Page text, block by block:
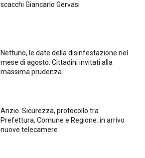
scacchi Giancarlo Gervasi
Nettuno, le date della disinfestazione nel
mese di agosto. Cittadini invitati alla
massima prudenza
Anzio. Sicurezza, protocollo tra
Prefettura, Comune e Regione: in arrivo
nuove telecamere